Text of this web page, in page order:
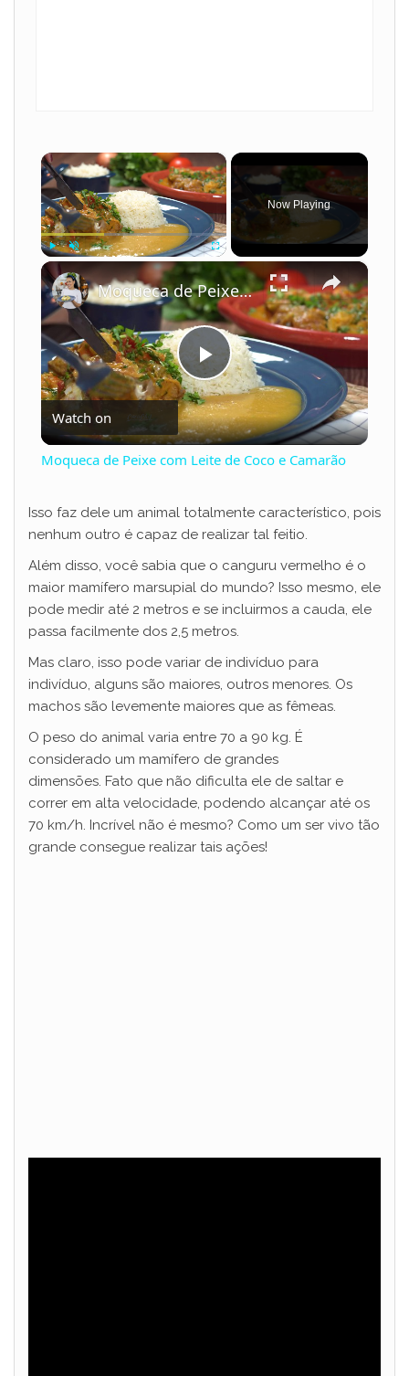
×
Fullscreen
Now Playing
×
P
l
y
V
i
d
e
o
Moqueca de Peixe com Leite de Coco e Camarão
Watch on
Moqueca de Peixe com Leite de Coco e Camarão
Isso faz dele um animal totalmente característico, pois
nenhum outro é capaz de realizar tal feitio.
Além disso, você sabia que o canguru vermelho é o
maior mamífero marsupial do mundo? Isso mesmo, ele
pode medir até 2 metros e se incluirmos a cauda, ele
passa facilmente dos 2,5 metros.
Mas claro, isso pode variar de indivíduo para
indivíduo, alguns são maiores, outros menores. Os
machos são levemente maiores que as fêmeas.
O peso do animal varia entre 70 a 90 kg. É
considerado um mamífero de grandes
dimensões. Fato que não dificulta ele de saltar e
correr em alta velocidade, podendo alcançar até os
70 km/h. Incrível não é mesmo? Como um ser vivo tão
grande consegue realizar tais ações!